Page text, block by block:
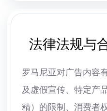
法律法规与
罗马尼亚对广告内容
及虚假宣传、特定产
精）的限制、消费者